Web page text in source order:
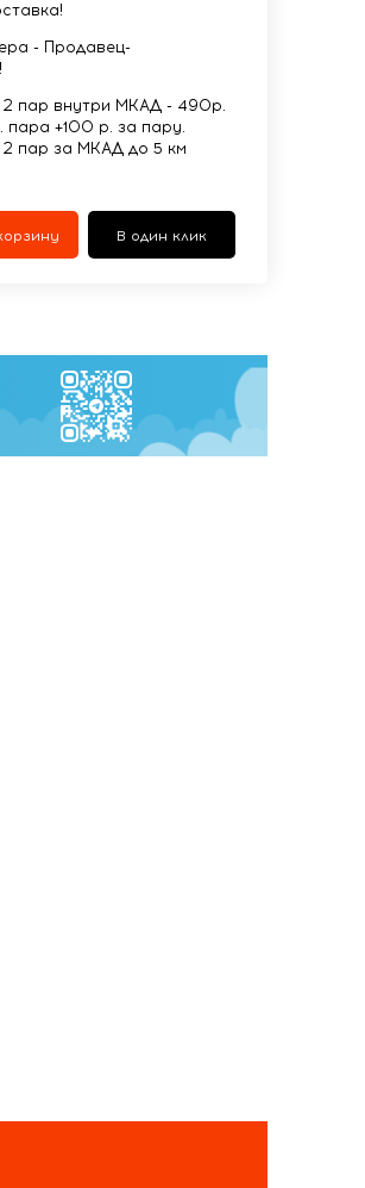
- Продавец-
пар внутри МКАД - 490р.
пара +100 р. за пару.
пар за МКАД до 5 км
В один клик